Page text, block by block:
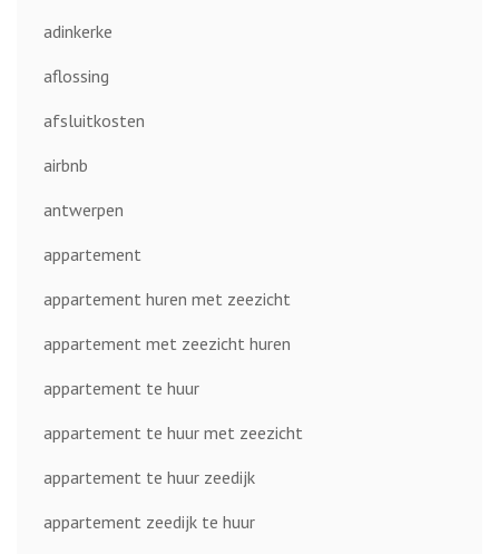
adinkerke
aflossing
afsluitkosten
airbnb
antwerpen
appartement
appartement huren met zeezicht
appartement met zeezicht huren
appartement te huur
appartement te huur met zeezicht
appartement te huur zeedijk
appartement zeedijk te huur